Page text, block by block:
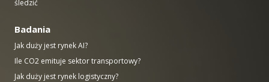
śledzić
Badania
Jak duży jest rynek AI?
Ile CO2 emituje sektor transportowy?
Jak duży jest rynek logistyczny?